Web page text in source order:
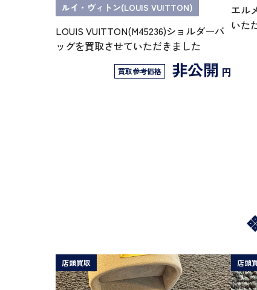
ルイ・ヴィトン(LOUIS VUITTON)
LOUIS VUITTON(M45236)ショルダーバ
ッグを買取させていただきました
買取参考価格 非公開 円
エル
いた
店頭買取 店頭